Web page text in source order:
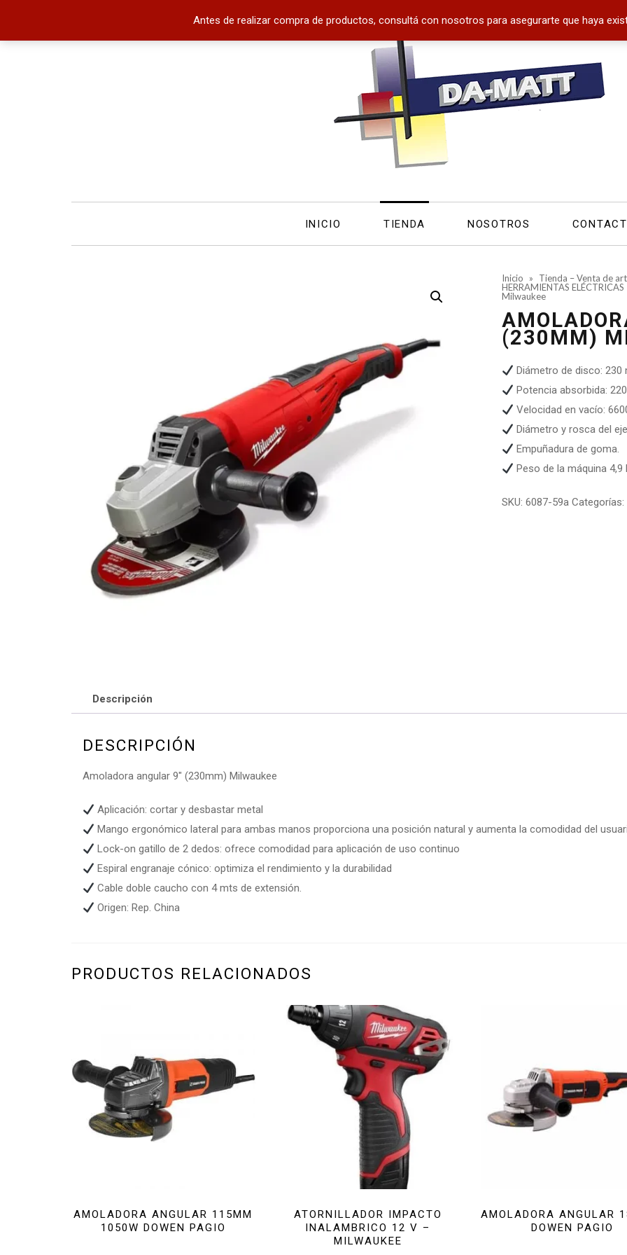
Antes de realizar compra de productos, consultá con nosotros para asegurarte que haya
INICIO TIENDA NOSOTROS
Inicio »
Tienda – Venta de
HERRAMIENTAS ELÉCTRICAS
Milwaukee
(230MM)
Diámetro de disco: 230
Potencia absorbida:
Velocidad en vacío:
Diámetro y rosca del
Empuñadura de goma.
Peso de la máquina 4,9
SKU: 6087-59a Categorías:
Descripción
DESCRIPCIÓN
Amoladora angular 9″ (230mm) Milwaukee
Aplicación: cortar y desbastar metal
Mango ergonómico lateral para ambas manos proporciona una posición natural y aumenta la comodidad del
Lock-on gatillo de 2 dedos: ofrece comodidad para aplicación de uso continuo
Espiral engranaje cónico: optimiza el rendimiento y la durabilidad
Cable doble caucho con 4 mts de extensión.
Origen: Rep. China
PRODUCTOS RELACIONADOS
AMOLADORA ANGULAR 115MM
1050W DOWEN PAGIO
ATORNILLADOR IMPACTO
INALAMBRICO 12 V –
MILWAUKEE
AMOLADORA ANGULAR
DOWEN PAGIO